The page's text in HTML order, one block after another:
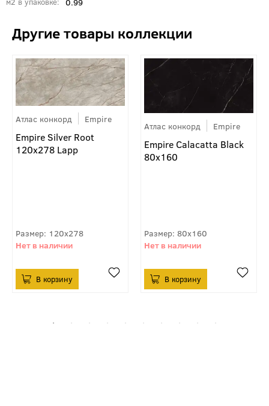
Атлас конкорд Empire
Empire Silver Root
120x278 Lapp
120x278
Атлас конкорд Empire
Empire Calacatta Black
80x160
80x160